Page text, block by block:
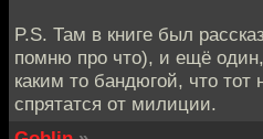
P.S. Там в книге был
помню про что), и ещё
каким то бандюгой, что тот
спрятатся от милиции.